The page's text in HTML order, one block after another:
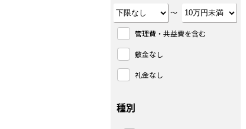
～
管理費・共益費を含む
敷金なし
礼金なし
種別